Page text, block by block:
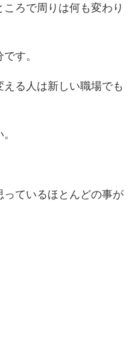
ろで周りは何も変わり
す。
る人は新しい職場でも
ているほとんどの事が